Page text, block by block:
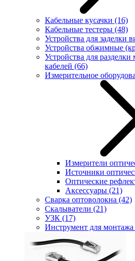
Кабельные кусачки (16)
Кабельные тестеры (48)
Устройства для заделки
Устройства обжимные
Устройства для
кабелей (66)
Измерительное
Измерители
Источники
Оптические
Аксессуары (21)
Сварка оптоволокна (42)
Скалыватели (21)
УЗК (17)
Инструмент для